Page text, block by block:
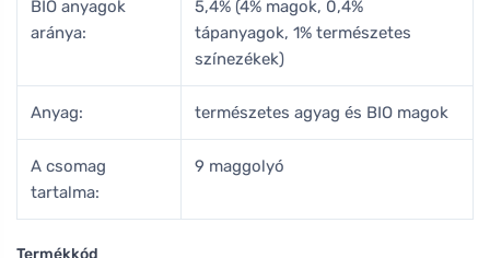
BIO anyagok
aránya:
5,4% (4% magok, 0,4%
tápanyagok, 1% természetes
színezékek)
Anyag: természetes agyag és BIO magok
A csomag
tartalma:
9 maggolyó
Termékkód